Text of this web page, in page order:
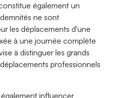
également un
ne sont
les déplacements d'une
à une journée complète
à distinguer les grands
professionnels
influencer